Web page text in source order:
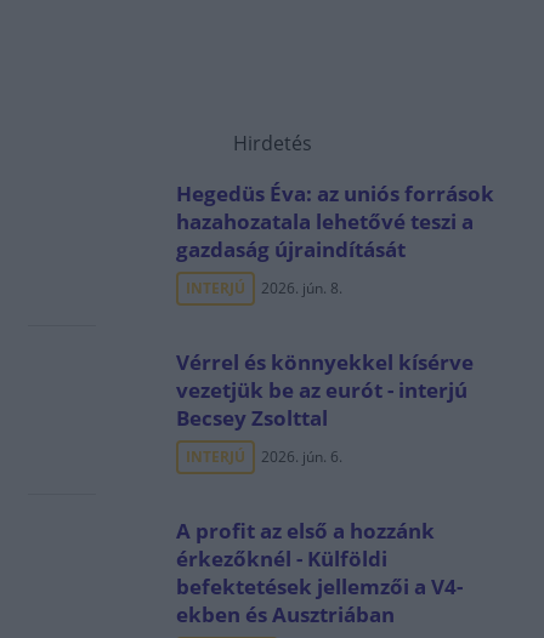
Hirdetés
Hegedüs Éva: az uniós források
hazahozatala lehetővé teszi a
gazdaság újraindítását
INTERJÚ 2026. jún. 8.
Vérrel és könnyekkel kísérve
vezetjük be az eurót - interjú
Becsey Zsolttal
INTERJÚ 2026. jún. 6.
A profit az első a hozzánk
érkezőknél - Külföldi
befektetések jellemzői a V4-
ekben és Ausztriában